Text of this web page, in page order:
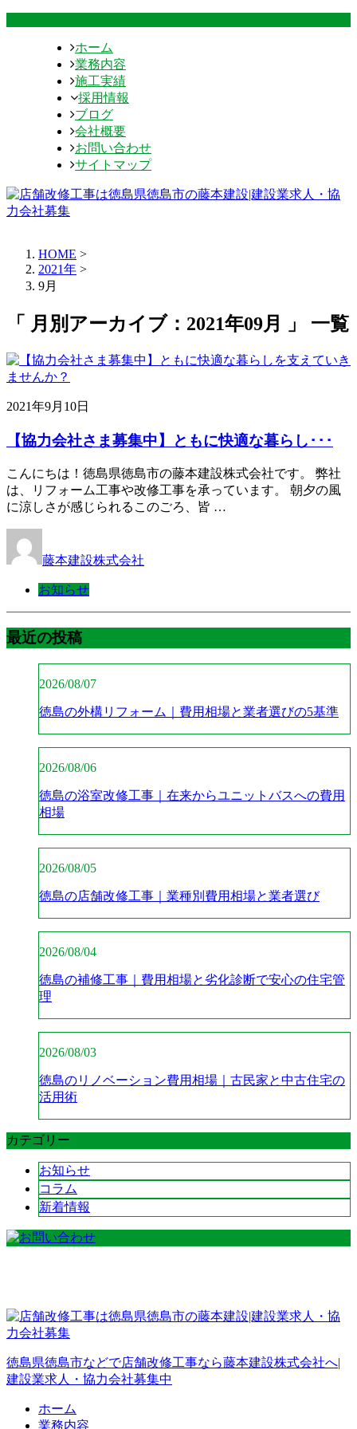
ホーム
業務内容
施工実績
採用情報
ブログ
会社概要
お問い合わせ
サイトマップ
HOME >
2021年 >
9月
「 月別アーカイブ：2021年09月 」 一覧
2021年9月10日
【協力会社さま募集中】ともに快適な暮らし･･･
こんにちは！徳島県徳島市の藤本建設株式会社です。 弊社
は、リフォーム工事や改修工事を承っています。 朝夕の風
に涼しさが感じられるこのごろ、皆 …
藤本建設株式会社
お知らせ
最近の投稿
2026/08/07
徳島の外構リフォーム｜費用相場と業者選びの5基準
2026/08/06
徳島の浴室改修工事｜在来からユニットバスへの費用
相場
2026/08/05
徳島の店舗改修工事｜業種別費用相場と業者選び
2026/08/04
徳島の補修工事｜費用相場と劣化診断で安心の住宅管
理
2026/08/03
徳島のリノベーション費用相場｜古民家と中古住宅の
活用術
カテゴリー
お知らせ
コラム
新着情報
徳島県徳島市などで店舗改修工事なら藤本建設株式会社へ|
建設業求人・協力会社募集中
ホーム
業務内容